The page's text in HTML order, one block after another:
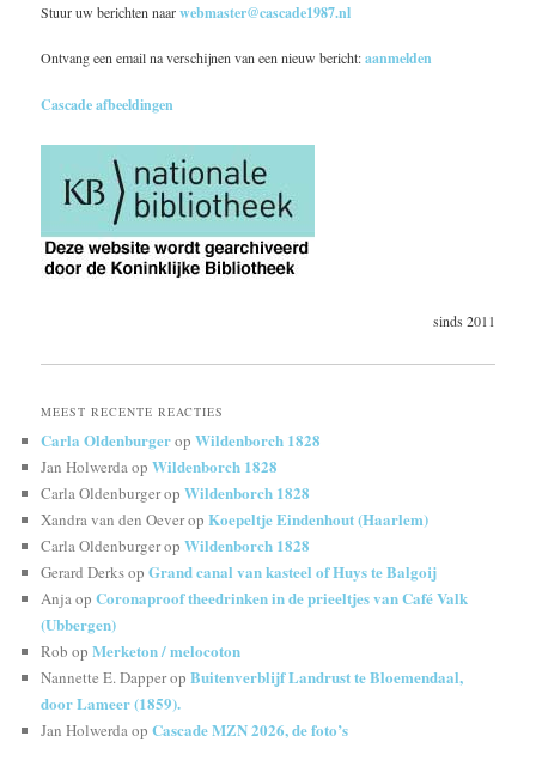
Stuur uw berichten naarwebmaster@cascade1987.nl
Ontvang een email na verschijnen van een nieuw bericht:aanmelden
Cascade afbeeldingen
sinds 2011
MEEST RECENTE REACTIES
Carla OldenburgeropWildenborch 1828
Jan HolwerdaopWildenborch 1828
Carla OldenburgeropWildenborch 1828
Xandra van den OeveropKoepeltje Eindenhout (Haarlem)
Carla OldenburgeropWildenborch 1828
Gerard DerksopGrand canal van kasteel of Huys te Balgoij
AnjaopCoronaproof theedrinken in de prieeltjes van Café Valk
(Ubbergen)
Rob opMerketon / melocoton
Nannette E. DapperopBuitenverblijf Landrust te Bloemendaal,
door Lameer (1859).
Jan HolwerdaopCascade MZN 2026, de foto’s